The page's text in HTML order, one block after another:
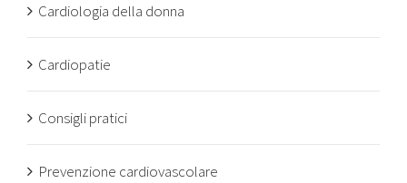
Cardiologia della donna
Cardiopatie
Consigli pratici
Prevenzione cardiovascolare